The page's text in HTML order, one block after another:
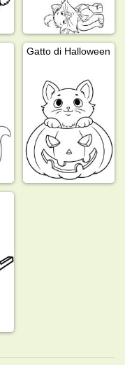
Gatto di Halloween